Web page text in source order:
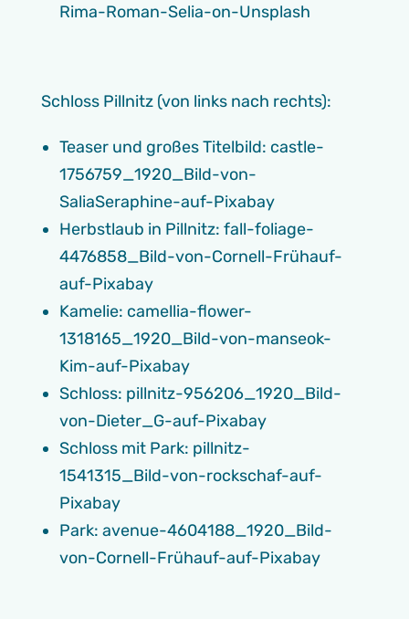
Rima-Roman-Selia-on-Unsplash
Schloss Pillnitz (von links nach rechts):
Teaser und großes Titelbild: castle-
1756759_1920_Bild-von-
SaliaSeraphine-auf-Pixabay
Herbstlaub in Pillnitz: fall-foliage-
4476858_Bild-von-Cornell-Frühauf-
auf-Pixabay
Kamelie: camellia-flower-
1318165_1920_Bild-von-manseok-
Kim-auf-Pixabay
Schloss: pillnitz-956206_1920_Bild-
von-Dieter_G-auf-Pixabay
Schloss mit Park: pillnitz-
1541315_Bild-von-rockschaf-auf-
Pixabay
Park: avenue-4604188_1920_Bild-
von-Cornell-Frühauf-auf-Pixabay